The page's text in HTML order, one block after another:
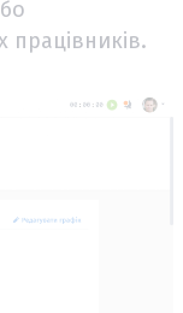
працівників.